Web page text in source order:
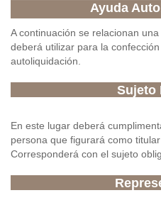
Ayuda
A continuación se relacionan
deberá utilizar para la
autoliquidación.
Sujeto
En este lugar deberá
persona que figurará como
Corresponderá con el sujeto